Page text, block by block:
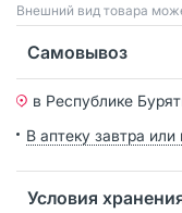
Bнешний вид товара
Самовывоз
в Республике
В аптеку завтра или
Условия